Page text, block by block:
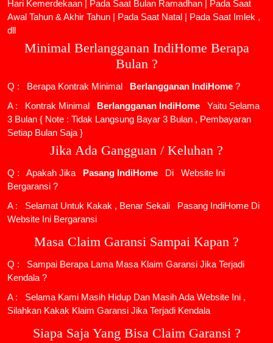
Hari Kemerdekaan | Pada Saat Bulan Ramadhan | Pada Saat
Awal Tahun & Akhir Tahun | Pada Saat Natal | Pada Saat Imlek ,
dll
Minimal Berlangganan IndiHome Berapa
Bulan ?
Q : Berapa Kontrak Minimal Berlangganan IndiHome ?
A : Kontrak Minimal
Berlangganan IndiHome
Yaitu Selama
3 Bulan { Note : Tidak Langsung Bayar 3 Bulan , Pembayaran
Setiap Bulan Saja }
Jika Ada Gangguan / Keluhan ?
Q : Apakah Jika Pasang IndiHome Di
Website Ini
Bergaransi ?
A : Selamat Untuk Kakak , Benar Sekali
Pasang IndiHome Di
Website Ini Bergaransi
Masa Claim Garansi Sampai Kapan ?
Q : Sampai Berapa Lama Masa Klaim Garansi Jika Terjadi
Kendala ?
A : Selama Kami Masih Hidup Dan Masih Ada Website Ini ,
Silahkan Kakak Klaim Garansi Jika Terjadi Kendala
Siapa Saja Yang Bisa Claim Garansi ?